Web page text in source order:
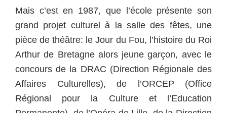
Mais c’est en 1987, que l’école présente son
grand projet culturel à la salle des fêtes, une
pièce de théâtre: le Jour du Fou, l’histoire du Roi
Arthur de Bretagne alors jeune garçon, avec le
concours de la DRAC (Direction Régionale des
Affaires Culturelles), de l’ORCEP (Office
Régional pour la Culture et l’Education